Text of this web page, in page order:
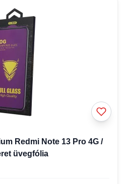
Redmi Note 13 Pro 4G /
üvegfólia